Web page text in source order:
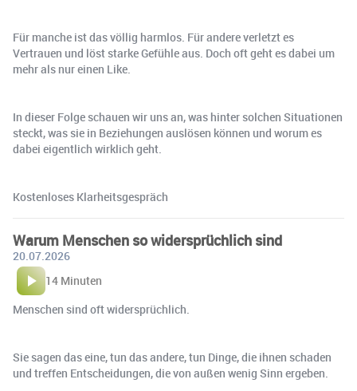
Für manche ist das völlig harmlos. Für andere verletzt es
Vertrauen und löst starke Gefühle aus. Doch oft geht es dabei um
mehr als nur einen Like.
In dieser Folge schauen wir uns an, was hinter solchen Situationen
steckt, was sie in Beziehungen auslösen können und worum es
dabei eigentlich wirklich geht.
Kostenloses Klarheitsgespräch
Warum Menschen so widersprüchlich sind
20.07.2026
14 Minuten
Menschen sind oft widersprüchlich.
Sie sagen das eine, tun das andere, tun Dinge, die ihnen schaden
und treffen Entscheidungen, die von außen wenig Sinn ergeben.